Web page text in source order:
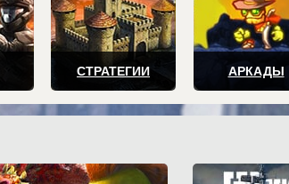
СТРАТЕГИИ АРКАДЫ